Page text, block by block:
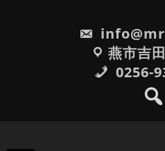
燕市吉
0256-